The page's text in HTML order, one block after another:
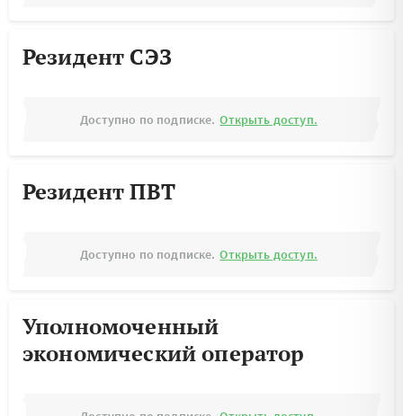
Резидент СЭЗ
Доступно по подписке. Открыть доступ.
Резидент ПВТ
Доступно по подписке. Открыть доступ.
Уполномоченный
экономический оператор